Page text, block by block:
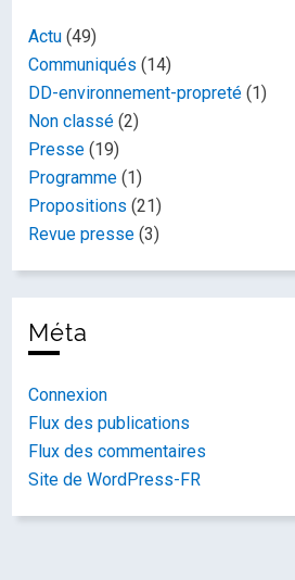
Actu (49)
Communiqués (14)
DD-environnement-propreté (1)
Non classé (2)
Presse (19)
Programme (1)
Propositions (21)
Revue presse (3)
Méta
Connexion
Flux des publications
Flux des commentaires
Site de WordPress-FR